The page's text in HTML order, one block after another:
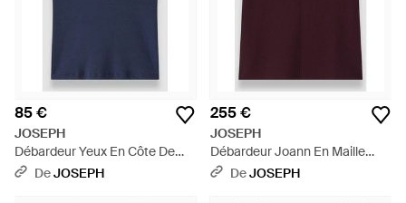
85 €
JOSEPH
Débardeur Yeux En Côte De
Coton - Bleu
DeJOSEPH
255 €
JOSEPH
Débardeur Joann En Maille
Compact Milano - Rouge
DeJOSEPH